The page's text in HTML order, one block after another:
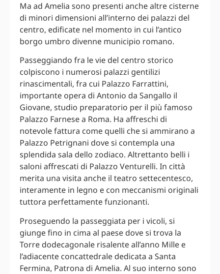
Ma ad Amelia sono presenti anche altre cisterne
di minori dimensioni all’interno dei palazzi del
centro, edificate nel momento in cui l’antico
borgo umbro divenne municipio romano.
Passeggiando fra le vie del centro storico
colpiscono i numerosi palazzi gentilizi
rinascimentali, fra cui Palazzo Farrattini,
importante opera di Antonio da Sangallo il
Giovane, studio preparatorio per il più famoso
Palazzo Farnese a Roma. Ha affreschi di
notevole fattura come quelli che si ammirano a
Palazzo Petrignani dove si contempla una
splendida sala dello zodiaco. Altrettanto belli i
saloni affrescati di Palazzo Venturelli. In città
merita una visita anche il teatro settecentesco,
interamente in legno e con meccanismi originali
tuttora perfettamente funzionanti.
Proseguendo la passeggiata per i vicoli, si
giunge fino in cima al paese dove si trova la
Torre dodecagonale risalente all’anno Mille e
l’adiacente concattedrale dedicata a Santa
Fermina, Patrona di Amelia. Al suo interno sono